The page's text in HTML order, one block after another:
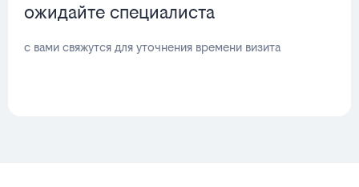
ожидайте специалиста
с вами свяжутся для уточнения времени визита